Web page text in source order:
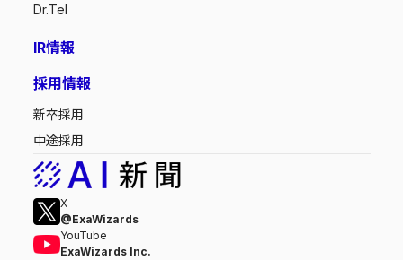
Dr.Tel
IR情報
採用情報
新卒採用
中途採用
X
@ExaWizards
YouTube
ExaWizards Inc.